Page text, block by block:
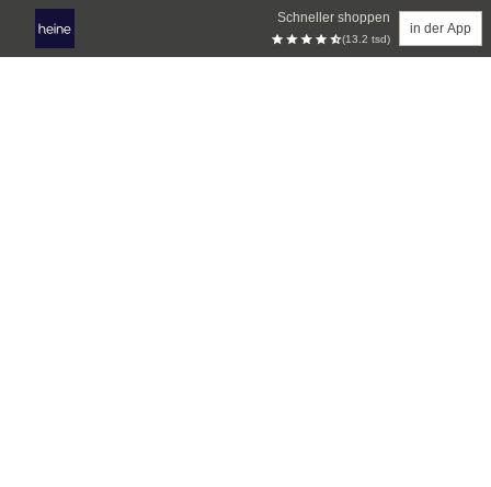
Schneller shoppen
(13.2 tsd)
in der App